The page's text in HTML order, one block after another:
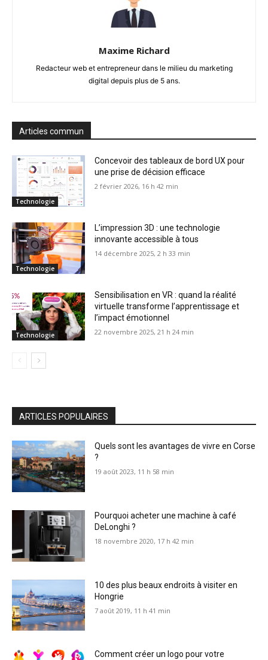
Maxime Richard
Redacteur web et entrepreneur dans le milieu du marketing
digital depuis plus de 5 ans.
Articles commun
Technologie
Concevoir des tableaux de bord UX pour
une prise de décision efficace
2 février 2026, 16 h 42 min
Technologie
L’impression 3D : une technologie
innovante accessible à tous
14 décembre 2025, 2 h 33 min
Technologie
Sensibilisation en VR : quand la réalité
virtuelle transforme l’apprentissage et
l’impact émotionnel
22 novembre 2025, 21 h 24 min
ARTICLES POPULAIRES
Quels sont les avantages de vivre en Corse
?
19 août 2023, 11 h 58 min
Pourquoi acheter une machine à café
DeLonghi ?
18 novembre 2020, 17 h 42 min
10 des plus beaux endroits à visiter en
Hongrie
7 août 2019, 11 h 41 min
Comment créer un logo pour votre